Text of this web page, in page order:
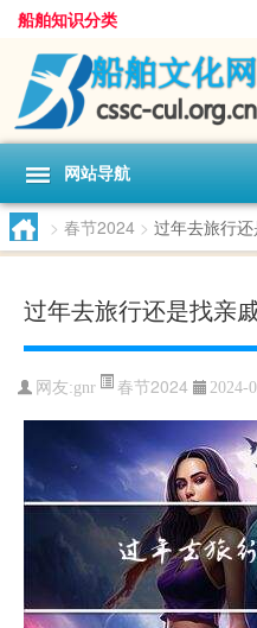
船舶知识分类
网站导航
> 春节2024 > 过年去旅行
过年去旅行还是找亲
网友:gnr 春节2024 2024-